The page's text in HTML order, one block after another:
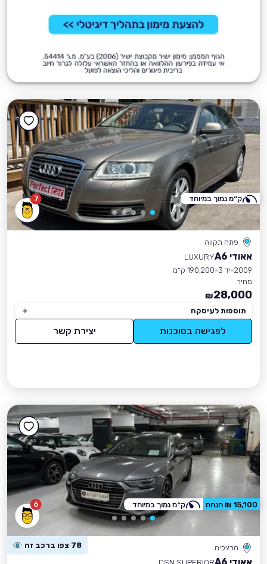
7
פתח תקווה
אאודי A6
LUXURY
2009 יד 3
190,200 ק״מ
מחיר
28,000
₪
תוספות לעיסקה
לפגישה בסוכנות יצירת קשר
ק״מ נמוך במיוחד
6
הרצליה 78 צפו ברכב זה
15,100 ₪ הנחה ק״מ נמוך במיוחד